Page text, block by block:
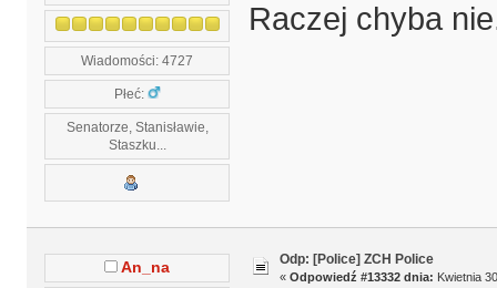
Wiadomości: 4727
Płeć:
Senatorze, Stanisławie,
Staszku...
Raczej chyba
An_na Odp: [Police] ZCH Police
« Odpowiedź #13332 dnia: Kwietnia